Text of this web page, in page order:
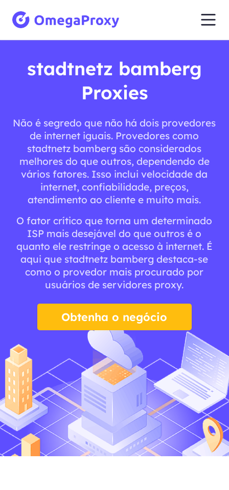
stadtnetz bamberg
Proxies
Não é segredo que não há dois provedores
de internet iguais. Provedores como
stadtnetz bamberg são considerados
melhores do que outros, dependendo de
vários fatores. Isso inclui velocidade da
internet, confiabilidade, preços,
atendimento ao cliente e muito mais.
O fator crítico que torna um determinado
ISP mais desejável do que outros é o
quanto ele restringe o acesso à internet. É
aqui que stadtnetz bamberg destaca-se
como o provedor mais procurado por
usuários de servidores proxy.
Obtenha o negócio